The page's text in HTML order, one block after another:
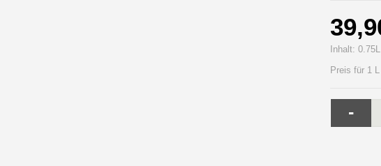
Inhalt: 0.75L
Preis für 1
-